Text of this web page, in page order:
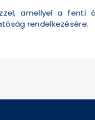
amellyel a fenti
rendelkezésére.